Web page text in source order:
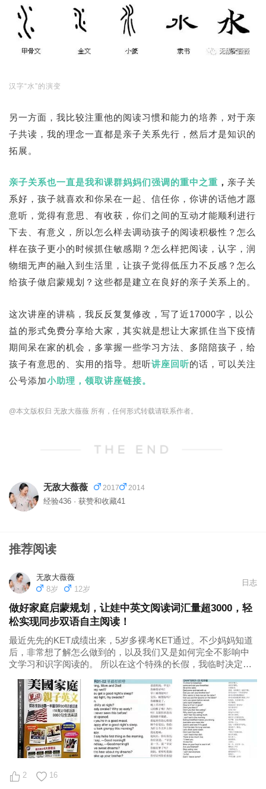
汉字“水”的演变
另一方面，我比较注重他的阅读习惯和能力的培养，对于亲
子共读，我的理念一直都是亲子关系先行，然后才是知识的
拓展。
亲子关系也一直是我和课群妈妈们强调的重中之重 ， 亲子关
系好，孩子就喜欢和你呆在一起、信任你，你讲的话他才愿
意听，觉得有意思、有收获，你们之间的互动才能顺利进行
下去、有意义，所以怎么样去调动孩子的阅读积极性？怎么
样在孩子更小的时候抓住敏感期？怎么样把阅读，认字，润
物细无声的融入到生活里，让孩子觉得低压力不反感？怎么
给孩子做启蒙规划？这些都是建立在良好的亲子关系上的。
这次讲座的讲稿，我反反复复修改，写了近17000字，以公
益的形式免费分享给大家，其实就是想让大家抓住当下疫情
期间呆在家的机会，多掌握一些学习方法、多陪陪孩子，给
孩子有意思的、实用的指导。想听讲座回听的话，可以关注
公号添加小助理，领取讲座链接。
@本文版权归 无敌大薇薇 所有，任何形式转载请联系作者。
无敌大薇薇 2017 2014
经验436 · 获赞和收藏41
推荐阅读
无敌大薇薇
8岁
12岁
日志
做好家庭启蒙规划，让娃中英文阅读词汇量超3000，轻
松实现同步双语自主阅读！
最近先先的KET成绩出来，5岁多裸考KET通过。不少妈妈知道
后，非常想了解怎么做到的，以及我们又是如何完全不影响中
文学习和识字阅读的。 所以在这个特殊的长假，我临时决定给
超3000，轻松实现同步双语自主阅读！ 解答大家不知道中英文
怎么分配时间...
2 16